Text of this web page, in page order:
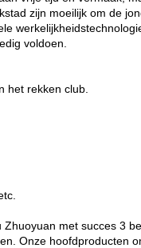
zijn moeilijk om de
voldoen.
het rekken club.
met succes 3
Onze hoofdproducten